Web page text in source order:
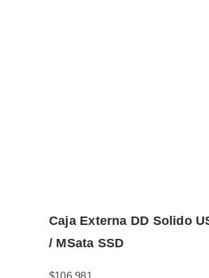
Caja Externa DD Solido
/ MSata SSD